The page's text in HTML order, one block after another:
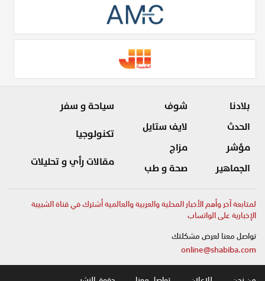
بلادنا
الحدث
مؤشر
الجماهير
شوف
لايف ستايل
مزاج
صحة و طب
سياحة و سفر
تكنولوجيا
مقالات رأي و تحليلات
لمتابعة آخر وأهم الأخبار المحلية والعربية والعالمية أشترك في قناة الشبيبة
الإخبارية على الواتساب
تواصل معنا لعرض مشكلتك
online@shabiba.com